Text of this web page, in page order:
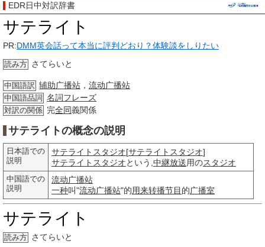
EDR日中対訳辞書
サテライト
PR:DMM英会話って本当に評判どおり？体験談をしりたい
読み方 さてらいと
中国語訳 辅助广播站 ， 流动广播站
中国語品詞 名詞フレーズ
対訳の関係 完全同義関係
サテライトの概念の説明
日本語での
説明
サテライトスタジオ[サテライトスタジオ]
サテライトスタジオという, 中継放送用のスタジオ
中国語での
説明
流动广播站
一种叫"流动广播站"的用来转播节目 的广播室
サテライト
読み方 さてらいと